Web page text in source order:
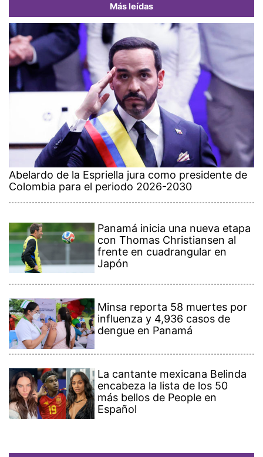
Más leídas
Abelardo de la Espriella jura como presidente de
Colombia para el periodo 2026-2030
Panamá inicia una nueva etapa
con Thomas Christiansen al
frente en cuadrangular en
Japón
Minsa reporta 58 muertes por
influenza y 4,936 casos de
dengue en Panamá
La cantante mexicana Belinda
encabeza la lista de los 50
más bellos de People en
Español